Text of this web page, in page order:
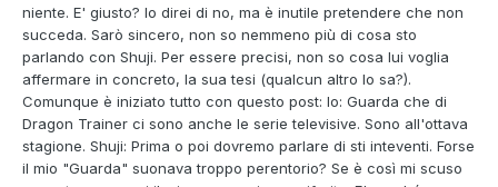
niente. E' giusto? Io direi di no, ma è inutile pretendere che non
succeda. Sarò sincero, non so nemmeno più di cosa sto
parlando con Shuji. Per essere precisi, non so cosa lui voglia
affermare in concreto, la sua tesi (qualcun altro lo sa?).
Comunque è iniziato tutto con questo post: Io: Guarda che di
Dragon Trainer ci sono anche le serie televisive. Sono all'ottava
stagione. Shuji: Prima o poi dovremo parlare di sti inteventi. Forse
il mio "Guarda" suonava troppo perentorio? Se è così mi scuso